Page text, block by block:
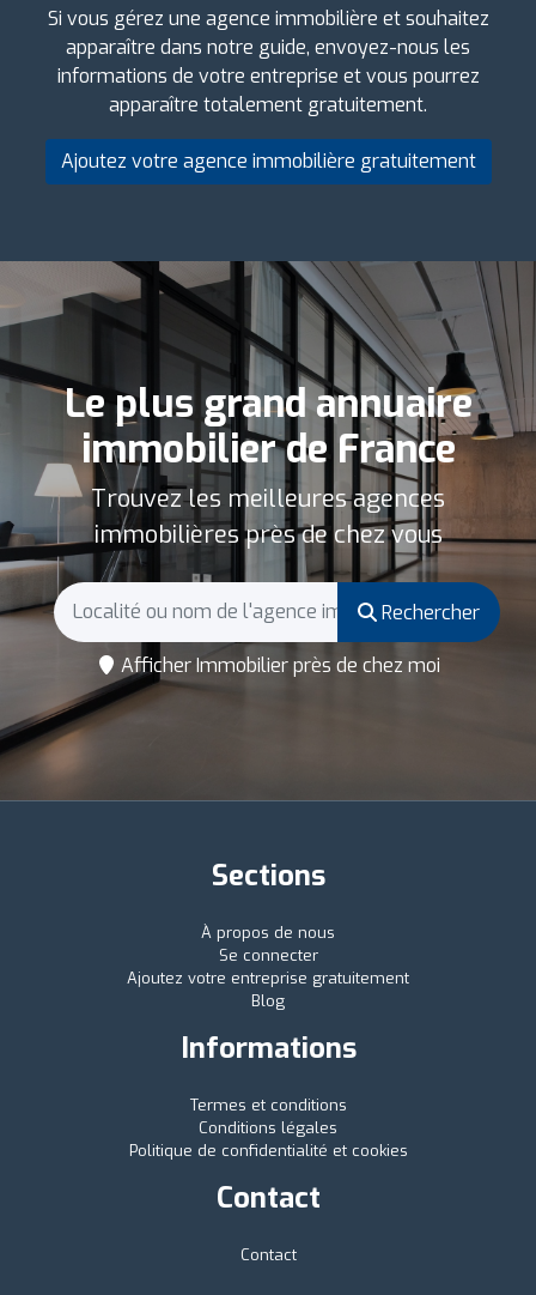
Si vous gérez une agence immobilière et souhaitez
apparaître dans notre guide, envoyez-nous les
informations de votre entreprise et vous pourrez
apparaître totalement gratuitement.
Ajoutez votre agence immobilière gratuitement
Le plus grand annuaire
immobilier de France
Trouvez les meilleures agences
immobilières près de chez vous
Rechercher
Afficher Immobilier près de chez moi
Sections
À propos de nous
Se connecter
Ajoutez votre entreprise gratuitement
Blog
Informations
Termes et conditions
Conditions légales
Politique de confidentialité et cookies
Contact
Contact